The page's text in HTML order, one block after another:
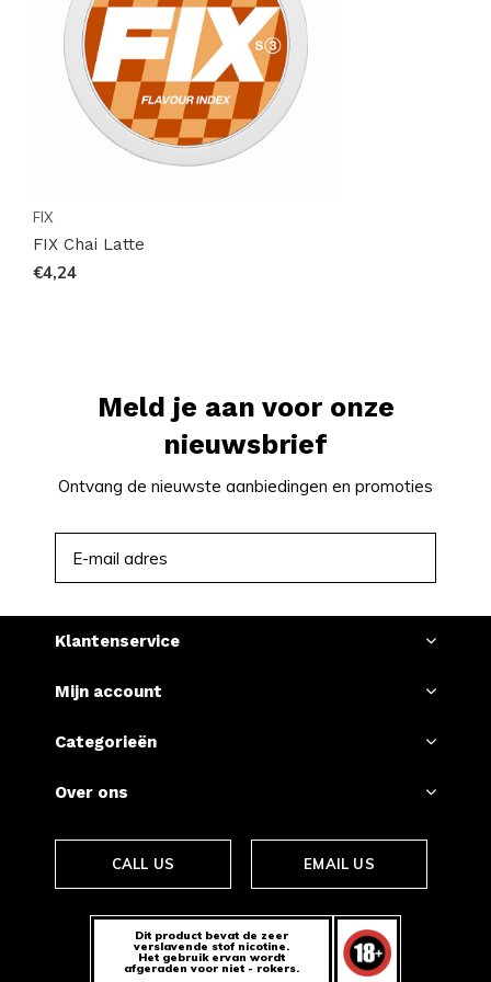
Bestel dan nu jouw FIX Chai Latte en ervaar de
perfecte combinatie van genot en tevredenheid.
BezoekFIXop Snussie en ontdek een nieuwe manier
om te genieten van nicotine zonder compromissen.
FIX
FIX Chai Latte
€4,24
Meld je aan voor onze
nieuwsbrief
Ontvang de nieuwste aanbiedingen en promoties
Klantenservice
Mijn account
Categorieën
Over ons
CALL US EMAIL US
Dit product bevat de zeer
verslavende stof nicotine.
Het gebruik ervan wordt
afgeraden voor niet - rokers.